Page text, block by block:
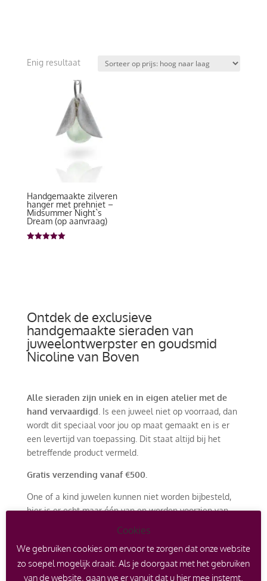
Enig resultaat
Handgemaakte zilveren
hanger met prehniet –
Midsummer Night`s
Dream (op aanvraag)
Ontdek de exclusieve
handgemaakte sieraden van
juweelontwerpster en goudsmid
Nicoline van Boven
Alle sieraden zijn uniek en in eigen atelier met de
hand vervaardigd . Is een juweel niet op voorraad, dan
wordt dit speciaal voor jou op maat gemaakt en is er
een levertijd van toepassing. Dit staat altijd bij het
betreffende product vermeld.
Gratis verzending vanaf €500.
One of a kind juwelen kunnen niet worden bijbesteld,
hier is er echt maar één van en worden voorzien van
edelstenen of edelmetaal te laten maken.
Het is ook mogelijk om met je oude goud in te ruilen
Cookies
We gebruiken cookies om ervoor te zorgen dat onze website
zo soepel mogelijk draait. Als je doorgaat met het gebruiken
van de website, gaan we er vanuit dat u hier mee instemt.